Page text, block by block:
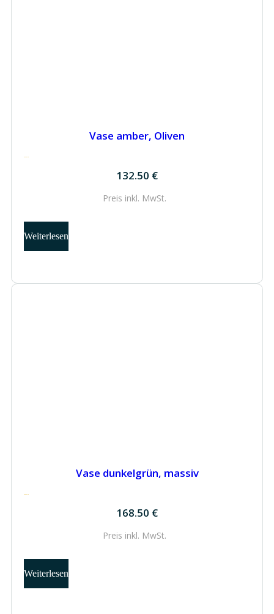
Vase amber, Oliven
132.50 €
132.50 €
Preis inkl. MwSt.
Weiterlesen
Vase dunkelgrün, massiv
168.50 €
168.50 €
Preis inkl. MwSt.
Weiterlesen